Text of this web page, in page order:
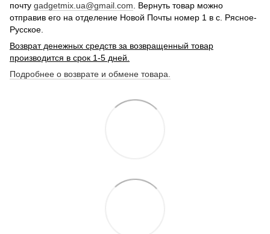
почту gadgetmix.ua@gmail.com . Вернуть товар можно
отправив его на отделение Новой Почты номер 1 в с. Рясное-
Русское.
Возврат денежных средств за возвращенный товар
производится в срок 1-5 дней.
Подробнее о возврате и обмене товара.